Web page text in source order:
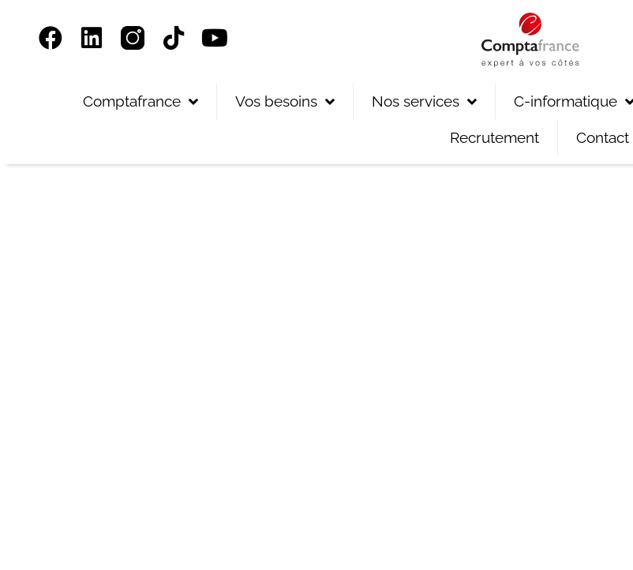
Comptafrance Vos besoins Nos services C-informatique
Recrutement Contact